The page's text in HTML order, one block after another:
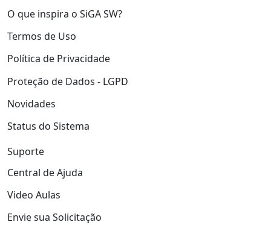
O que inspira o SiGA SW?
Termos de Uso
Política de Privacidade
Proteção de Dados - LGPD
Novidades
Status do Sistema
Suporte
Central de Ajuda
Video Aulas
Envie sua Solicitação